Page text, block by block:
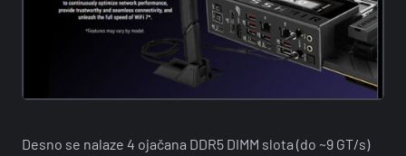
Desno se nalaze 4 ojačana DDR5 DIMM slota (do ~9 GT/s)